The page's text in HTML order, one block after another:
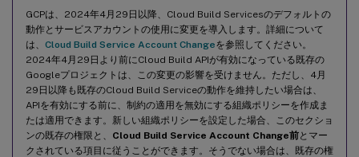
GCPは、2024年4月29日以降、Cloud Build Servicesのデフォルトの
動作とサービスアカウントの使用に変更を導入します。詳細について
は、 Cloud Build Service Account Changeを参照してください。
2024年4月29日より前にCloud Build APIが有効になっている既存の
Googleプロジェクトは、この変更の影響を受けません。ただし、4月
29日以降も既存のCloud Build Serviceの動作を維持したい場合は、
APIを有効にする前に、制約の適用を無効にする組織ポリシーを作成ま
たは適用できます。新しい組織ポリシーを設定した場合、このセクショ
ンの既存の権限と、 Cloud Build Service Account Change前とマー
クされている項目に従うことができます。そうでない場合は、既存の権